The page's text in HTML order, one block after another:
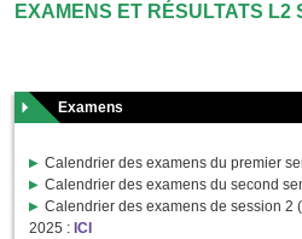
EXAMENS ET RÉSULTATS L2
Examens
Calendrier des examens du premier
Calendrier des examens du second
Calendrier des examens de session 2
2025 : ICI